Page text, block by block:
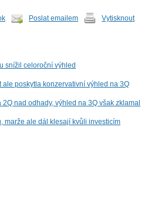
Poslat emailem Vytisknout
snížil celoroční výhled
poskytla konzervativní výhled na 3Q
nad odhady, výhled na 3Q však zklamal
marže ale dál klesají kvůli investicím